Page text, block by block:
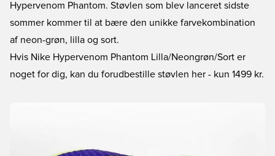
Hypervenom Phantom. Støvlen som blev lanceret sidste
sommer kommer til at bære den unikke farvekombination
af neon-grøn, lilla og sort.
Hvis Nike Hypervenom Phantom Lilla/Neongrøn/Sort er
noget for dig, kan du forudbestille støvlen her - kun 1499 kr.